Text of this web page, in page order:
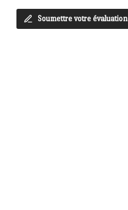
Soumettre votre évaluation